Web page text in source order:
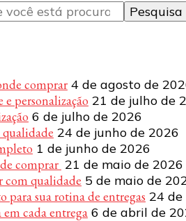
comprar 4 de agosto de
personalização 21 de julho de
6 de julho de 2026
qualidade 24 de junho de 2026
1 de junho de 2026
comprar 21 de maio de 2026
com qualidade 5 de maio de
sua rotina de entregas 24
em cada entrega 6 de abril de